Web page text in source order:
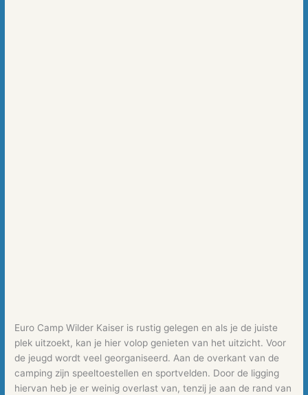
Euro Camp Wilder Kaiser is rustig gelegen en als je de juiste
plek uitzoekt, kan je hier volop genieten van het uitzicht. Voor
de jeugd wordt veel georganiseerd. Aan de overkant van de
camping zijn speeltoestellen en sportvelden. Door de ligging
hiervan heb je er weinig overlast van, tenzij je aan de rand van